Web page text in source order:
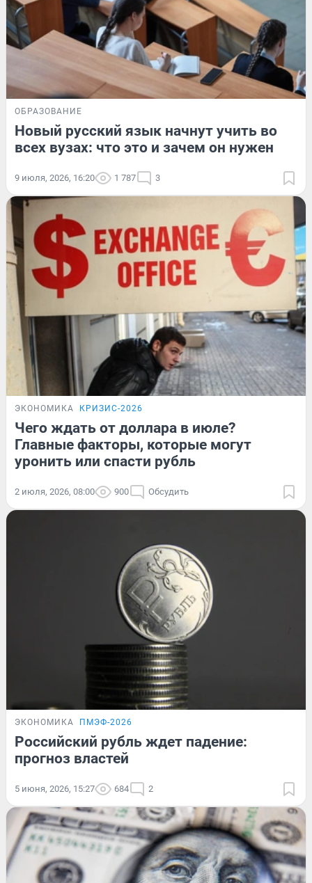
ОБРАЗОВАНИЕ
Новый русский язык начнут учить во
всех вузах: что это и зачем он нужен
9 июля, 2026, 16:20 1 787 3
ЭКОНОМИКА КРИЗИС-2026
Чего ждать от доллара в июле?
Главные факторы, которые могут
уронить или спасти рубль
2 июля, 2026, 08:00 900 Обсудить
ЭКОНОМИКА ПМЭФ-2026
Российский рубль ждет падение:
прогноз властей
5 июня, 2026, 15:27 684 2